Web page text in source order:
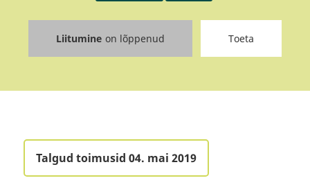
Liitumine on lõppenud Toeta
Talgud toimusid 04. mai 2019